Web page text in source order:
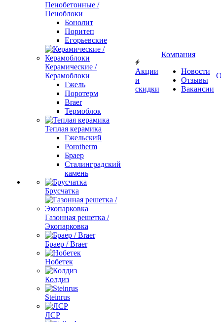
Пенобетонные /
Пеноблоки
Бонолит
Поритеп
Егорьевские
Керамические /
Керамоблоки
Гжель
Поротерм
Braer
Термоблок
Теплая керамика
Гжельский
Porotherm
Браер
Сталинградский
камень
Брусчатка
Газонная решетка /
Экопарковка
Браер / Braer
Нобетек
Колдиз
Steinrus
ЛСР
Акции
и
скидки
Компания
Новости
Отзывы
Вакансии